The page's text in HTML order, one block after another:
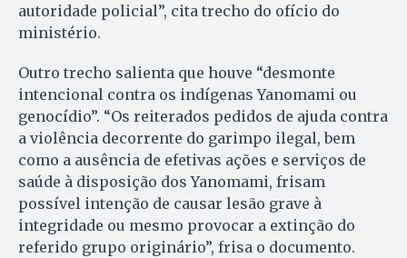
autoridade policial”, cita trecho do ofício do
ministério.
Outro trecho salienta que houve “desmonte
intencional contra os indígenas Yanomami ou
genocídio”. “Os reiterados pedidos de ajuda contra
a violência decorrente do garimpo ilegal, bem
como a ausência de efetivas ações e serviços de
saúde à disposição dos Yanomami, frisam
possível intenção de causar lesão grave à
integridade ou mesmo provocar a extinção do
referido grupo originário”, frisa o documento.